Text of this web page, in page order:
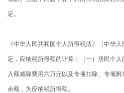
定。
《中华人民共和国个人所得税法》（中华
定，应纳税所得额的计算：（一）居民个
入额减除费用六万元以及专项扣除、专项
余额，为应纳税所得额。